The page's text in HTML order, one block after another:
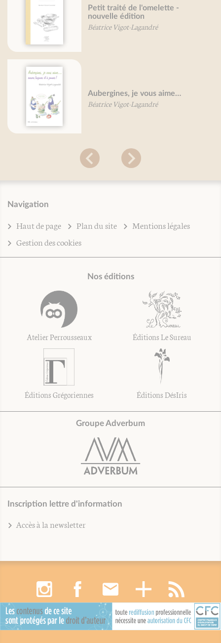
Petit traité de l'omelette -
nouvelle édition
Béatrice Vigot-Lagandré
Aubergines, je vous aime…
Béatrice Vigot-Lagandré
Navigation
Haut de page Plan du site
Mentions légales
Gestion des cookies
Nos éditions
Atelier Perrousseaux Éditions Le Sureau
Éditions Grégoriennes Éditions DésIris
Groupe Adverbum
Inscription lettre d'information
Accès à la newsletter